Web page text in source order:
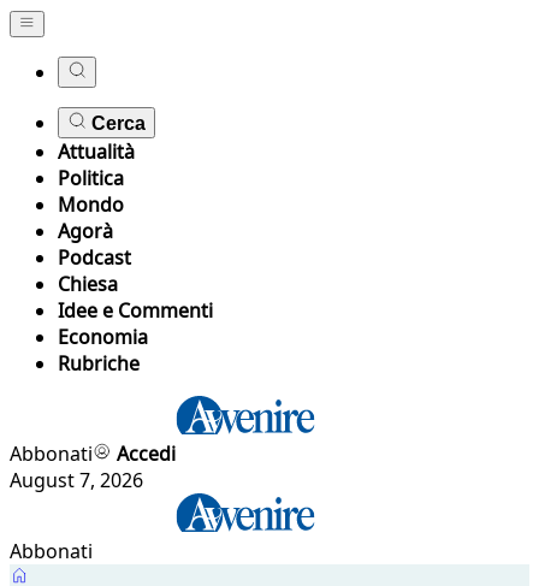
Cerca
Attualità
Politica
Mondo
Agorà
Podcast
Chiesa
Idee e Commenti
Economia
Rubriche
Abbonati
Accedi
August 7, 2026
Abbonati